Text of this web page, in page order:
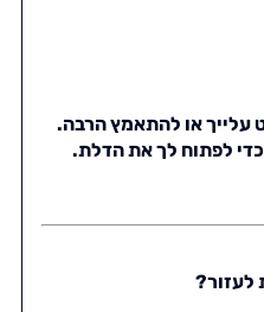
או להתאמץ הרבה.
לפתוח לך את הדלת.
לעזור?